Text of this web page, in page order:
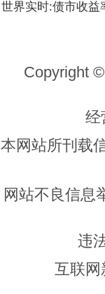
世界实时:债市收益
Copyright
经
本网站所刊载
网站不良信息
违
互联网